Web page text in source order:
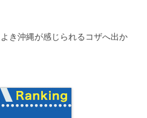
き沖縄が感じられるコザへ出か